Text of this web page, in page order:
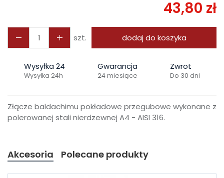
43,80 zł
szt. dodaj do koszyka
Wysyłka 24
Wysyłka 24h
Gwarancja
24 miesiące
Zwrot
Do 30 dni
Złącze baldachimu pokładowe przegubowe wykonane z
polerowanej stali nierdzewnej A4 - AISI 316.
Akcesoria Polecane produkty